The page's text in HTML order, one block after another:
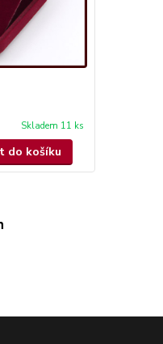
Skladem 11 ks
do košíku